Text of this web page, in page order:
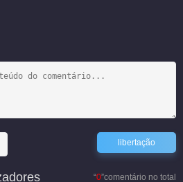
“0”comentário no total